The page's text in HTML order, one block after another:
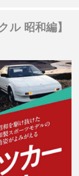
ル 昭和編】